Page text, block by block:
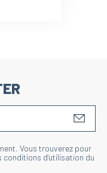
Vous trouverez pour
conditions d'utilisation du